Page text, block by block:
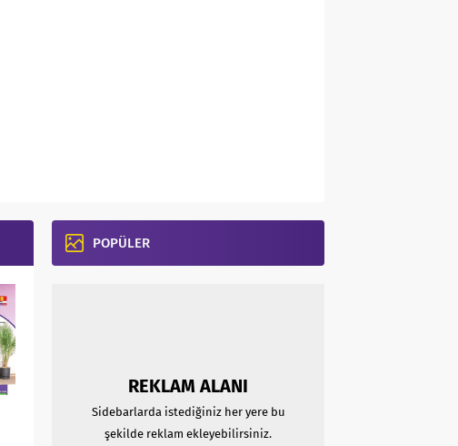
POPÜLER
REKLAM ALANI
Sidebarlarda istediğiniz her yere bu
şekilde reklam ekleyebilirsiniz.